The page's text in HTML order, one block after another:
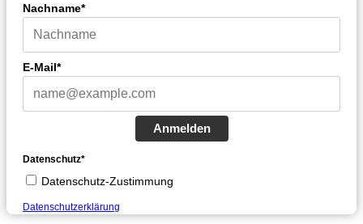
Nachname*
E-Mail*
Anmelden
Datenschutz*
Datenschutz-Zustimmung
Datenschutzerklärung